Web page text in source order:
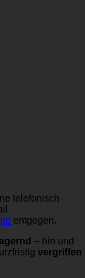
telefonisch
entgegen.
– hin und
vergriffen